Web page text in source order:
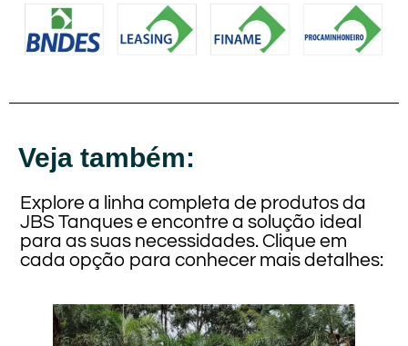
Veja também:
Explore a linha completa de produtos da
JBS Tanques e encontre a solução ideal
para as suas necessidades. Clique em
cada opção para conhecer mais detalhes: